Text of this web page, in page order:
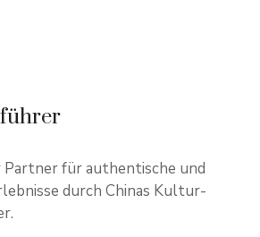
Partner für authentische und
durch Chinas Kultur-